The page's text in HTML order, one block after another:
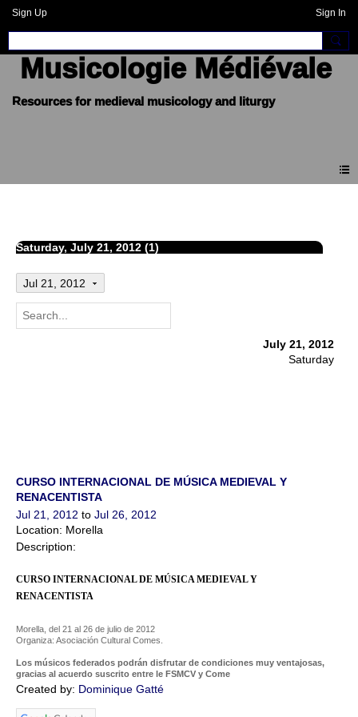
Sign Up Sign In
Musicologie Médiévale
Saturday, July 21, 2012 (1)
Jul 21, 2012
July 21, 2012
Saturday
CURSO INTERNACIONAL DE MÚSICA MEDIEVAL Y
RENACENTISTA
Jul 21, 2012 to Jul 26, 2012
Location: Morella
Description:
CURSO INTERNACIONAL DE MÚSICA MEDIEVAL Y
RENACENTISTA
Morella, del 21 al 26 de julio de 2012
Organiza: Asociación Cultural Comes.
Los músicos federados podrán disfrutar de condiciones muy ventajosas,
gracias al acuerdo suscrito entre le FSMCV y Come
Created by: Dominique Gatté